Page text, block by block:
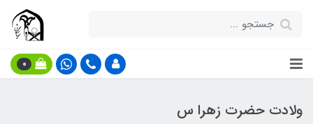
0
ولادت حضرت زهرا س